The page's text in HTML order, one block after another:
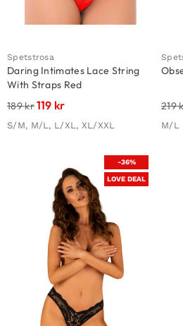
Spetstrosa
Daring Intimates Lace String
With Straps Red
189kr119 kr
S/M, M/L, L/XL, XL/XXL
219
M/L
-36%
LOVE DEAL